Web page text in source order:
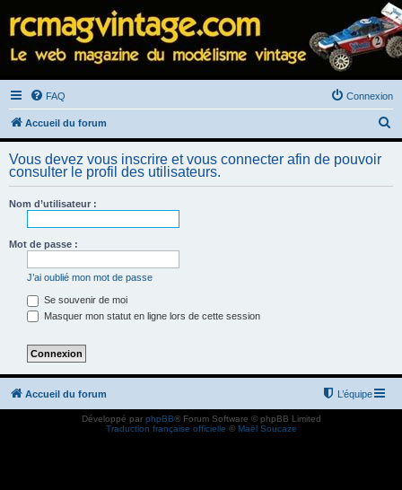
FAQ Connexion
Accueil du forum
e
h
Vous devez vous inscrire et vous connecter afin de pouvoir
consulter le profil des utilisateurs.
Nom d’utilisateur :
Mot de passe :
J’ai oublié mon mot de passe
Se souvenir de moi
Masquer mon statut en ligne lors de cette session
Accueil du forum L’équipe
Développé par phpBB® Forum Software © phpBB Limited
Traduction française officielle © Maël Soucaze